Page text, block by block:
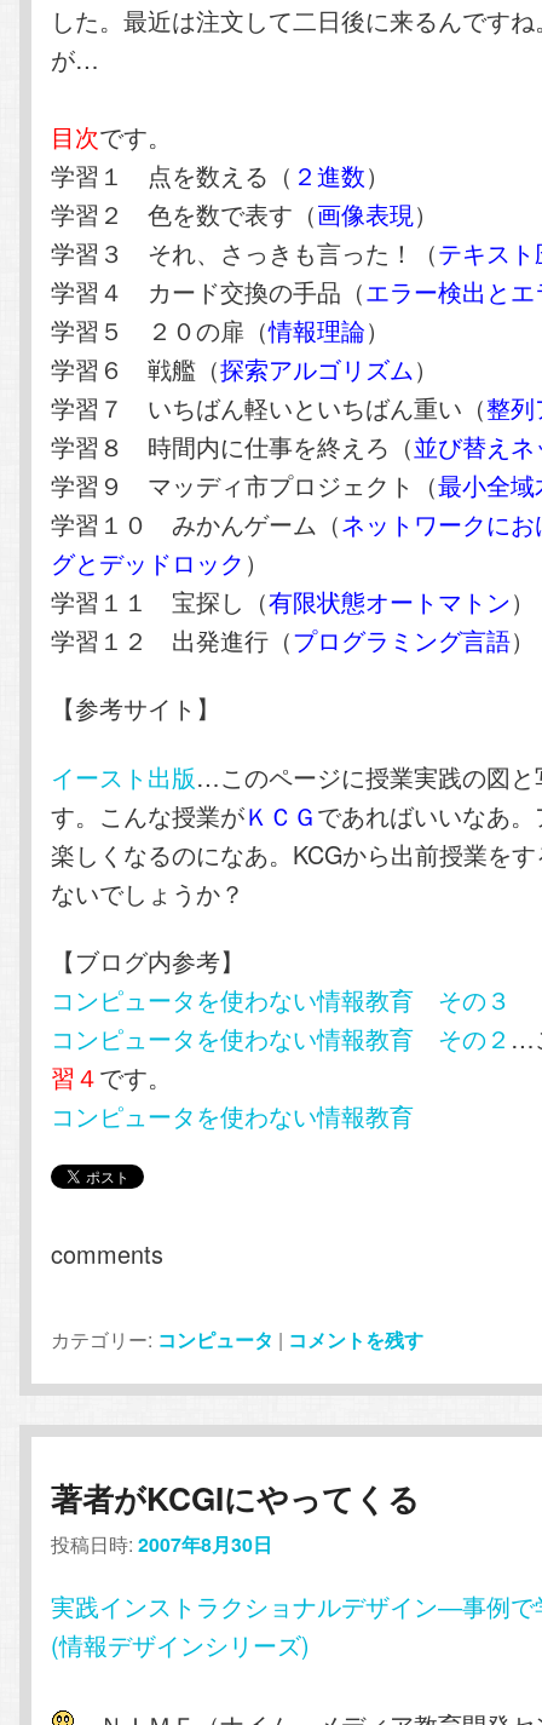
した。最近は注文して二日後に来るんです
が…
目次です。
学習１ 点を数える（ ２進数）
学習２ 色を数で表す（画像表現）
学習３ それ、さっきも言った！（テキス
学習４ カード交換の手品（エラー検出と
学習５ ２０の扉（情報理論）
学習６ 戦艦（探索アルゴリズム）
学習７ いちばん軽いといちばん重い（整列
学習８ 時間内に仕事を終えろ（並び替え
学習９ マッディ市プロジェクト（最小全域
学習１０ みかんゲーム（ネットワークに
グとデッドロック ）
学習１１ 宝探し（有限状態オートマトン）
学習１２ 出発進行（プログラミング言語）
【参考サイト】
イースト出版…このページに授業実践の図と
す。こんな授業がＫＣＧであればいいなあ
楽しくなるのになあ。KCGから出前授業を
ないでしょうか？
【ブログ内参考】
コンピュータを使わない情報教育 その３
コンピュータを使わない情報教育 その２ …
習４です。
コンピュータを使わない情報教育
comments
カテゴリー: コンピュータ | コメントを残す
著者がKCGIにやってくる
投稿日時:2007年8月30日
実践インストラクショナルデザイン―事例で
(情報デザインシリーズ)